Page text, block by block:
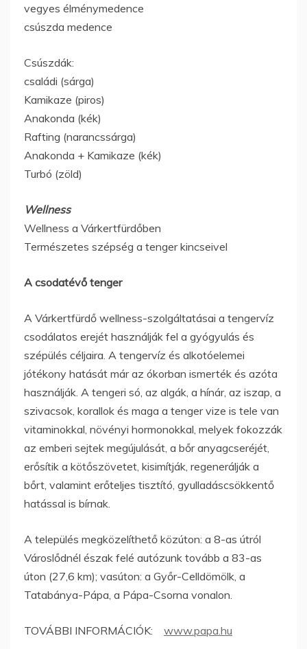
vegyes élménymedence
csúszda medence
Csúszdák:
családi (sárga)
Kamikaze (piros)
Anakonda (kék)
Rafting (narancssárga)
Anakonda + Kamikaze (kék)
Turbó (zöld)
Wellness
Wellness a Várkertfürdőben
Természetes szépség a tenger kincseivel
A csodatévő tenger
A Várkertfürdő wellness-szolgáltatásai a tengervíz
csodálatos erejét használják fel a gyógyulás és
szépülés céljaira. A tengervíz és alkotóelemei
jótékony hatását már az ókorban ismerték és azóta
használják. A tengeri só, az algák, a hínár, az iszap, a
szivacsok, korallok és maga a tenger vize is tele van
vitaminokkal, növényi hormonokkal, melyek fokozzák
az emberi sejtek megújulását, a bőr anyagcseréjét,
erősítik a kötőszövetet, kisimítják, regenerálják a
bőrt, valamint erőteljes tisztító, gyulladáscsökkentő
hatással is bírnak.
A település megközelíthető közúton: a 8-as útról
Városlődnél észak felé autózunk tovább a 83-as
úton (27,6 km); vasúton: a Győr-Celldömölk, a
Tatabánya-Pápa, a Pápa-Csorna vonalon.
TOVÁBBI INFORMÁCIÓK: www.papa.hu